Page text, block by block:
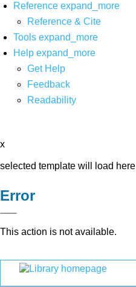
Reference expand_more
Reference & Cite
Tools expand_more
Help expand_more
Get Help
Feedback
Readability
x
selected template will load here
Error
This action is not available.